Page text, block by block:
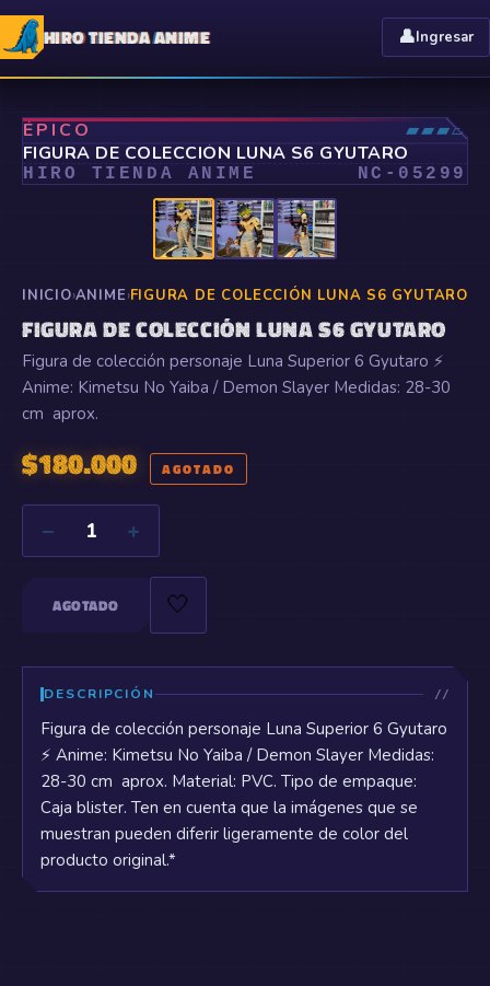
HIRO TIENDA ANIME 👤Ingresar
ÉPICO ▰▰▰▱
⤢
FIGURA DE COLECCIÓN LUNA S6 GYUTARO
HIRO TIENDA ANIME NC- 05299
INICIO›ANIME›FIGURA DE COLECCIÓN LUNA S6 GYUTARO
FIGURA DE COLECCIÓN LUNA S6 GYUTARO
Figura de colección personaje Luna Superior 6 Gyutaro ⚡
Anime: Kimetsu No Yaiba / Demon Slayer Medidas: 28-30
cm aprox.
$180.000 AGOTADO
− 1 +
AGOTADO 🤍
DESCRIPCIÓN
Figura de colección personaje Luna Superior 6 Gyutaro
⚡ Anime: Kimetsu No Yaiba / Demon Slayer Medidas:
28-30 cm aprox. Material: PVC. Tipo de empaque:
Caja blister. Ten en cuenta que la imágenes que se
muestran pueden diferir ligeramente de color del
producto original.*